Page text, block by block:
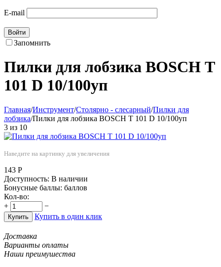
E-mail
Войти
Запомнить
Пилки для лобзика BOSCH Т
101 D 10/100уп
Главная/Инструмент/Столярно - слесарный/Пилки для
лобзика/Пилки для лобзика BOSCH Т 101 D 10/100уп
3 из 10
Наведите на картинку для увеличения
143 Р
Доступность: В наличии
Бонусные баллы: баллов
Кол-во:
+
−
Купить Купить в один клик
Доставка
Варианты оплаты
Наши преимушества